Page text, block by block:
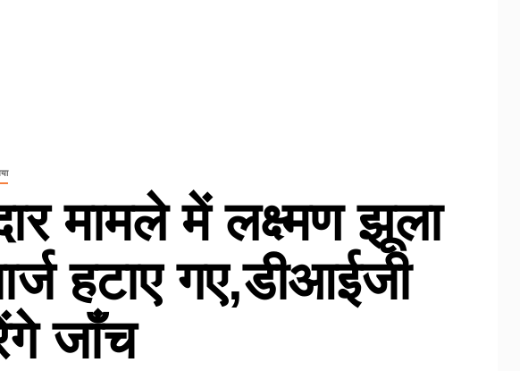
मामले में लक्ष्मण झूला
हटाए गए,डीआईजी
जाँच